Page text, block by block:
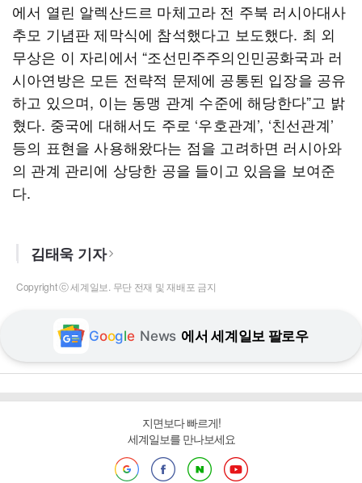
에서 열린 알렉산드르 마체고라 전 주북 러시아대사
추모 기념판 제막식에 참석했다고 보도했다. 최 외
무상은 이 자리에서 “조선민주주의인민공화국과 러
시아연방은 모든 전략적 문제에 공통된 입장을 공유
하고 있으며, 이는 동맹 관계 수준에 해당한다”고 밝
혔다. 중국에 대해서도 주로 ‘우호관계’, ‘친선관계’
등의 표현을 사용해왔다는 점을 고려하면 러시아와
의 관계 관리에 상당한 공을 들이고 있음을 보여준
다.
김태욱 기자
Copyright ⓒ 세계일보. 무단 전재 및 재배포 금지
Google News 에서 세계일보 팔로우
지면보다 빠르게!
세계일보를 만나보세요